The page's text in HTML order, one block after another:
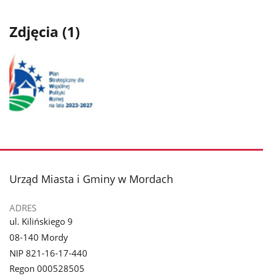
Zdjęcia (1)
zdjęcie
galerii.
stopka
Urząd Miasta i Gminy w Mordach
ADRES
ul. Kilińskiego 9
08-140 Mordy
NIP 821-16-17-440
Regon 000528505